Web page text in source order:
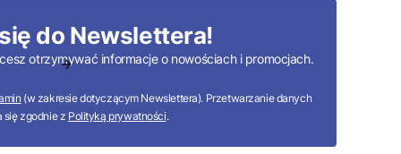
do Newslettera!
otrzymywać informacje o nowościach i promocjach.
(w zakresie dotyczącym Newslettera). Przetwarzanie danych
się zgodnie z Polityką prywatności.